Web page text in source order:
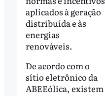
aplicados à geração
distribuída e às
energias
renováveis.
De acordo com o
sítio eletrônico da
ABEEólica, existem